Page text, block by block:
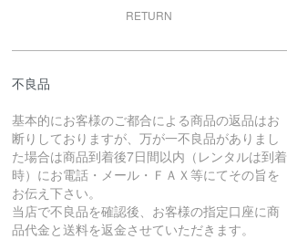
RETURN
不良品
基本的にお客様のご都合による商品の返品はお
断りしておりますが、万が一不良品がありまし
た場合は商品到着後7日間以内（レンタルは到着
時）にお電話・メール・ＦＡＸ等にてその旨を
お伝え下さい。
当店で不良品を確認後、お客様の指定口座に商
品代金と送料を返金させていただきます。